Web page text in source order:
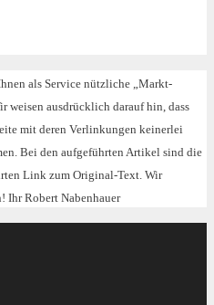
als Service nützliche „Markt-
weisen ausdrücklich darauf hin, dass
mit deren Verlinkungen keinerlei
Bei den aufgeführten Artikel sind die
Link zum Original-Text. Wir
Ihr Robert Nabenhauer